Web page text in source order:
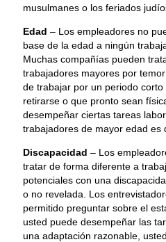
musulmanes o los feriados
Edad – Los empleadores no
base de la edad a ningún
Muchas compañías pueden
trabajadores mayores por
de trabajar por un periodo
retirarse o que pronto sean
desempeñar ciertas tareas
trabajadores de mayor edad es
Discapacidad – Los
tratar de forma diferente a
potenciales con una
o no revelada. Los
permitido preguntar sobre el
usted puede desempeñar las
una adaptación razonable,